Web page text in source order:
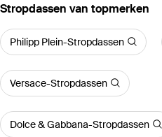
‪Stropdassen‬ van topmerken
Philipp Plein-Stropdassen
Versace-Stropdassen
Dolce & Gabbana-Stropdassen